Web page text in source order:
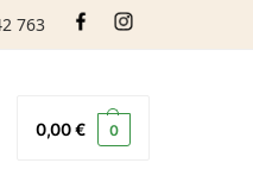
763
0,00€ 0